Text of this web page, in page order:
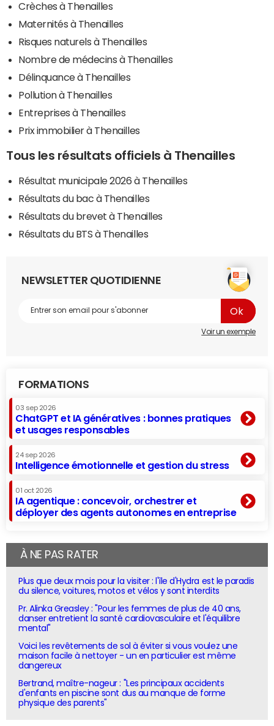
Crèches à Thenailles
Maternités à Thenailles
Risques naturels à Thenailles
Nombre de médecins à Thenailles
Délinquance à Thenailles
Pollution à Thenailles
Entreprises à Thenailles
Prix immobilier à Thenailles
Tous les résultats officiels à Thenailles
Résultat municipale 2026 à Thenailles
Résultats du bac à Thenailles
Résultats du brevet à Thenailles
Résultats du BTS à Thenailles
NEWSLETTER QUOTIDIENNE
Voir un exemple
FORMATIONS
03 sep 2026
ChatGPT et IA génératives : bonnes pratiques
et usages responsables
24 sep 2026
Intelligence émotionnelle et gestion du stress
01 oct 2026
IA agentique : concevoir, orchestrer et
déployer des agents autonomes en entreprise
À NE PAS RATER
Plus que deux mois pour la visiter : l'île d'Hydra est le paradis
du silence, voitures, motos et vélos y sont interdits
Pr. Alinka Greasley : "Pour les femmes de plus de 40 ans,
danser entretient la santé cardiovasculaire et l'équilibre
mental"
Voici les revêtements de sol à éviter si vous voulez une
maison facile à nettoyer - un en particulier est même
dangereux
Bertrand, maître-nageur : "Les principaux accidents
d'enfants en piscine sont dus au manque de forme
physique des parents"